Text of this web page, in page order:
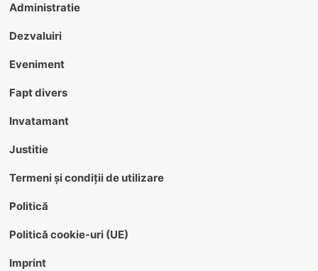
Administratie
Dezvaluiri
Eveniment
Fapt divers
Invatamant
Justitie
Termeni și condiții de utilizare
Politică
Politică cookie-uri (UE)
Imprint